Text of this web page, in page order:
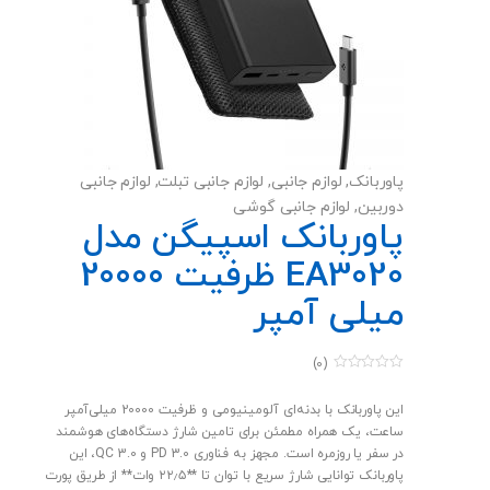
پاوربانک, لوازم جانبی, لوازم جانبی تبلت, لوازم جانبی
دوربین, لوازم جانبی گوشی
پاوربانک اسپیگن مدل
EA3020 ظرفیت 20000
میلی آمپر
u
o
5
(0)
این پاوربانک با بدنه‌ای آلومینیومی و ظرفیت 20000 میلی‌آمپر
ساعت، یک همراه مطمئن برای تامین شارژ دستگاه‌های هوشمند
در سفر یا روزمره است. مجهز به فناوری PD 3.0 و QC 3.0، این
پاوربانک توانایی شارژ سریع با توان تا **۲۲٫۵ وات** از طریق پورت